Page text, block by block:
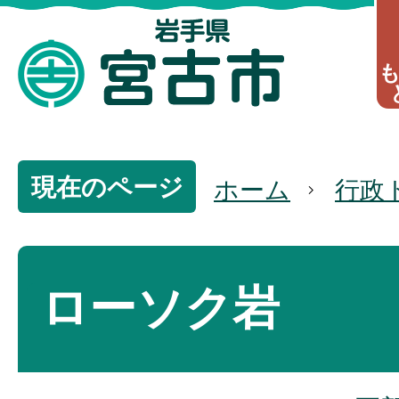
現在のページ ホーム 行政
ローソク岩